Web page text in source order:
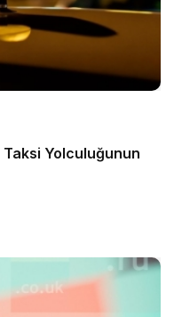
Yolculuğunun